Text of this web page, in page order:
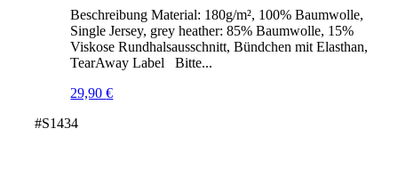
Beschreibung Material: 180g/m², 100% Baumwolle,
Single Jersey, grey heather: 85% Baumwolle, 15%
Viskose Rundhalsausschnitt, Bündchen mit Elasthan,
TearAway Label Bitte...
29,90€
#S1434